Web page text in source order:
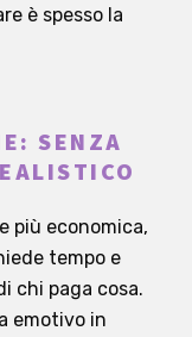
è spesso la
SENZA
più economica,
tempo e
chi paga cosa.
emotivo in